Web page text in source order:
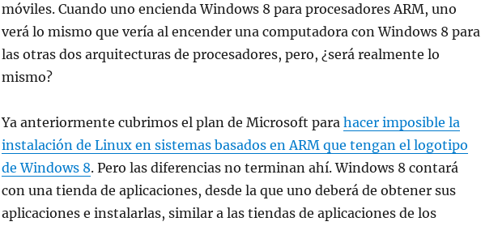
móviles. Cuando uno encienda Windows 8 para procesadores ARM, uno
verá lo mismo que vería al encender una computadora con Windows 8 para
las otras dos arquitecturas de procesadores, pero, ¿será realmente lo
mismo?
Ya anteriormente cubrimos el plan de Microsoft para hacer imposible la
instalación de Linux en sistemas basados en ARM que tengan el logotipo
de Windows 8. Pero las diferencias no terminan ahí. Windows 8 contará
con una tienda de aplicaciones, desde la que uno deberá de obtener sus
aplicaciones e instalarlas, similar a las tiendas de aplicaciones de los